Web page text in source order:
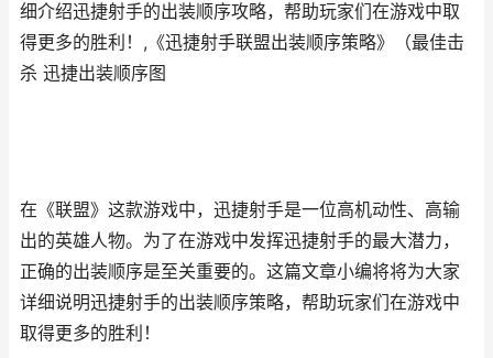
细介绍迅捷射手的出装顺序攻略，帮助玩家们在游戏中取
得更多的胜利！,《迅捷射手联盟出装顺序策略》（最佳击
杀 迅捷出装顺序图
在《联盟》这款游戏中，迅捷射手是一位高机动性、高输
出的英雄人物。为了在游戏中发挥迅捷射手的最大潜力，
正确的出装顺序是至关重要的。这篇文章小编将将为大家
详细说明迅捷射手的出装顺序策略，帮助玩家们在游戏中
取得更多的胜利！